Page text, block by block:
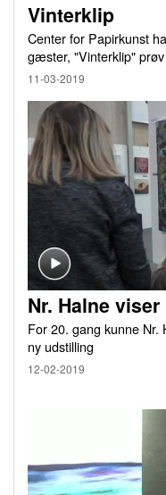
Vinterklip
Center for Papirkunst
gæster, "Vinterklip"
11-03-2019
Nr. Halne
For 20. gang kunne Nr.
ny udstilling
12-02-2019